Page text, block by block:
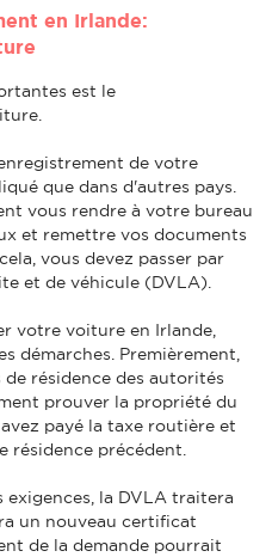
en Irlande:
est le
de votre
que dans d'autres pays.
vous rendre à votre bureau
et remettre vos documents
vous devez passer par
et de véhicule (DVLA).
votre voiture en Irlande,
démarches. Premièrement,
résidence des autorités
prouver la propriété du
payé la taxe routière et
résidence précédent.
exigences, la DVLA traitera
un nouveau certificat
de la demande pourrait